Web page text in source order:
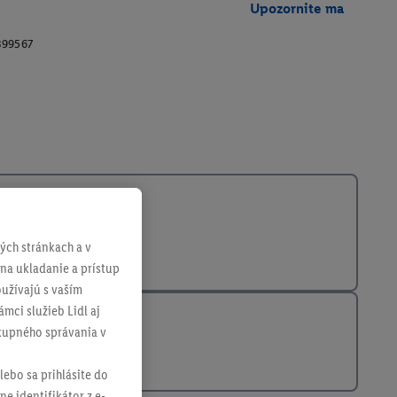
Upozornite ma
stránkach a v
ukladanie a prístup
s vaším
služieb Lidl aj
správania v
sa prihlásite do